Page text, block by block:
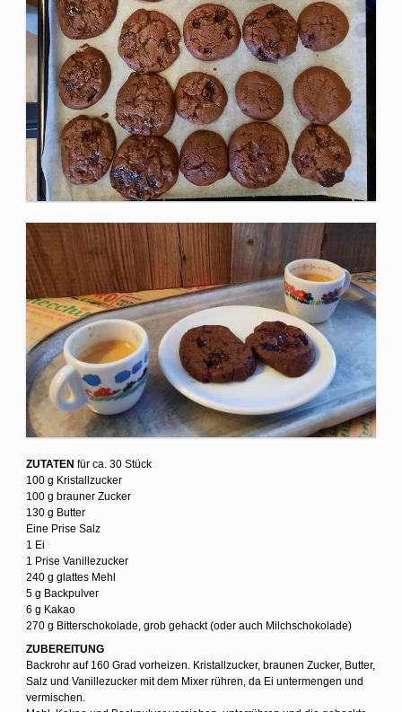
ZUTATEN für ca. 30 Stück
100 g Kristallzucker
100 g brauner Zucker
130 g Butter
Eine Prise Salz
1 Ei
1 Prise Vanillezucker
240 g glattes Mehl
5 g Backpulver
6 g Kakao
270 g Bitterschokolade, grob gehackt (oder auch Milchschokolade)
ZUBEREITUNG
Backrohr auf 160 Grad vorheizen. Kristallzucker, braunen Zucker, Butter,
Salz und Vanillezucker mit dem Mixer rühren, da Ei untermengen und
vermischen.